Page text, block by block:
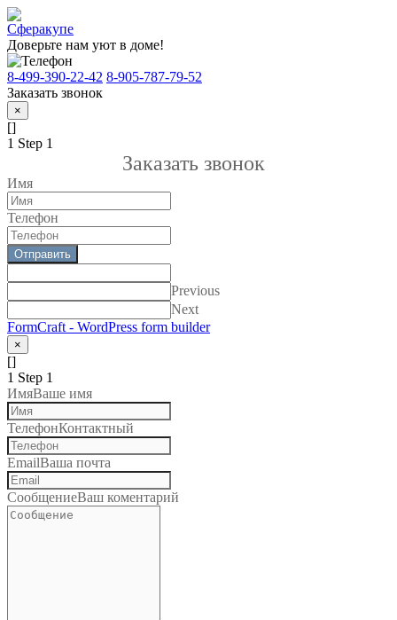
Доверьте нам уют в доме!
8-499-390-22-42 8-905-787-79-52
Заказать звонок
×
[]
1 Step 1
Заказать звонок
Имя
Телефон
Отправить
Previous
Next
FormCraft - WordPress form builder
×
[]
1 Step 1
ИмяВаше имя
ТелефонКонтактный
EmailВаша почта
СообщениеВаш коментарий